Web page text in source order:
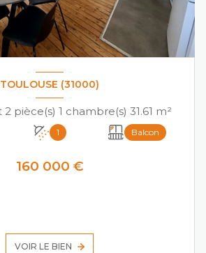
TOULOUSE (31000)
Appartement 2 pièce(s) 1 chambre(s) 31.61 m²
1 Balcon
160 000 €
VOIR LE BIEN